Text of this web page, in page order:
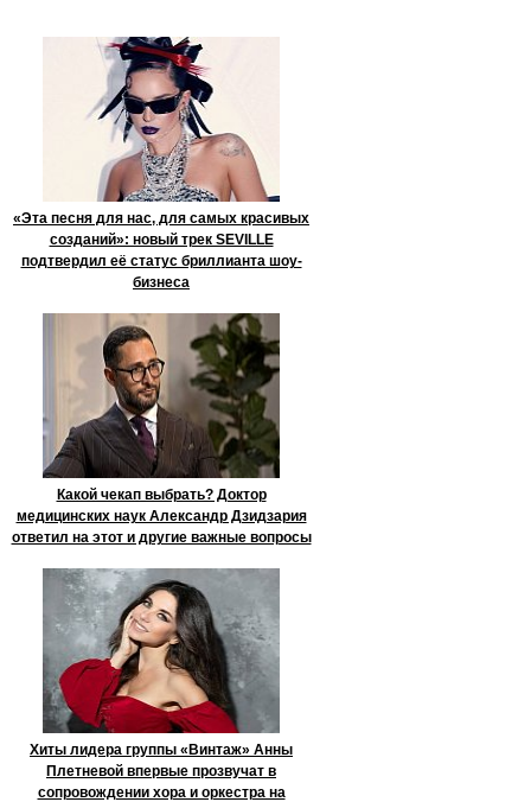
«Эта песня для нас, для самых красивых
созданий»: новый трек SEVILLE
подтвердил её статус бриллианта шоу-
бизнеса
Какой чекап выбрать? Доктор
медицинских наук Александр Дзидзария
ответил на этот и другие важные вопросы
Хиты лидера группы «Винтаж» Анны
Плетневой впервые прозвучат в
сопровождении хора и оркестра на